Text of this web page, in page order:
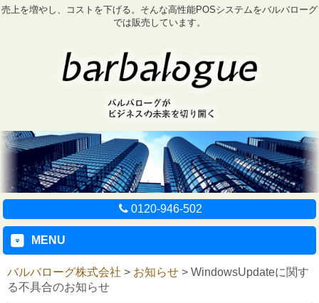
売上を増やし、コストを下げる。そんな高性能POSシステムをバルバローグ
では販売しています。
0120-946-502
MENU
バルバローグ株式会社 > お知らせ > WindowsUpdateに関す
る不具合のお知らせ